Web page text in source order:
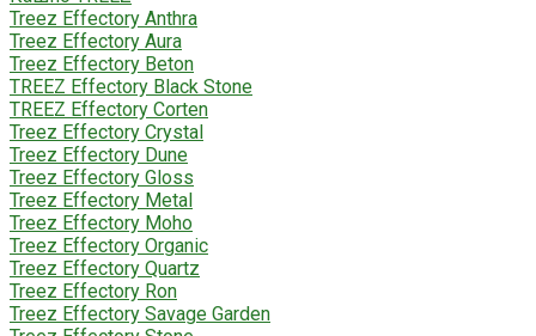
Treez Effectory Anthra
Treez Effectory Aura
Treez Effectory Beton
TREEZ Effectory Black Stone
TREEZ Effectory Corten
Treez Effectory Crystal
Treez Effectory Dune
Treez Effectory Gloss
Treez Effectory Metal
Treez Effectory Moho
Treez Effectory Organic
Treez Effectory Quartz
Treez Effectory Ron
Treez Effectory Savage Garden